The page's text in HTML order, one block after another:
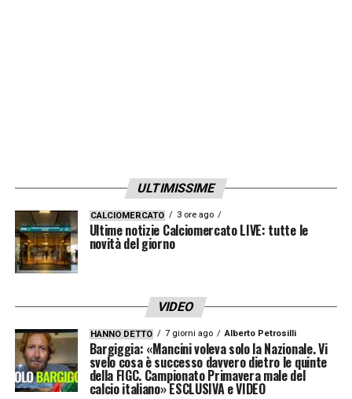
ULTIMISSIME
CALCIOMERCATO 3 ore ago
Ultime notizie Calciomercato LIVE: tutte le
novità del giorno
VIDEO
HANNO DETTO 7 giorni ago Alberto Petrosilli
Bargiggia: «Mancini voleva solo la Nazionale. Vi
svelo cosa è successo davvero dietro le quinte
della FIGC. Campionato Primavera male del
calcio italiano» ESCLUSIVA e VIDEO